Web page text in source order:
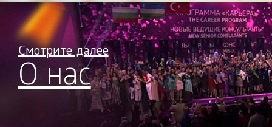
Смотрите далее
О нас